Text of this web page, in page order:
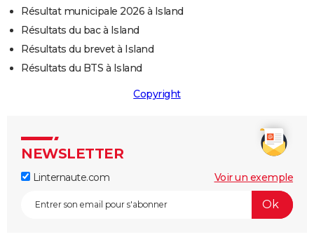
Résultat municipale 2026 à Island
Résultats du bac à Island
Résultats du brevet à Island
Résultats du BTS à Island
Copyright
NEWSLETTER
Linternaute.com Voir un exemple